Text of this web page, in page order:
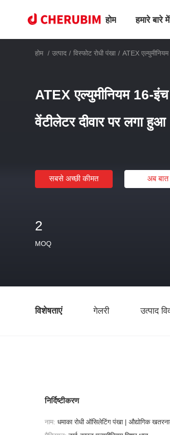
होम हमारे बारे में
होम / उत्पाद / विस्फोट रोधी पंखा / ATEX
ATEX एल्युमीनियम 16-
वेंटीलेटर दीवार पर लगा हुआ
सबसे अच्छी कीमत अब
2
MOQ
विशेषताएं गेलरी उत्पाद
निर्दिष्टीकरण
नाम: धमाका रोधी ऑसिलेटिंग पंखा | औद्योगिक